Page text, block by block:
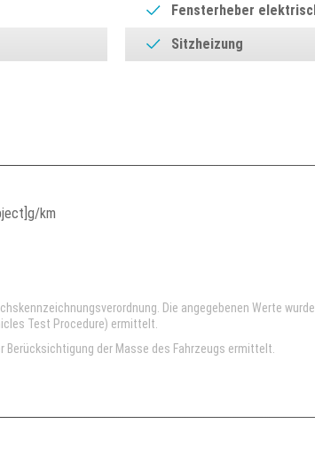
Fensterheber
Sitzheizung
km
Die angegebenen Werte
Test Procedure) ermittelt.
der Masse des Fahrzeugs ermittelt.